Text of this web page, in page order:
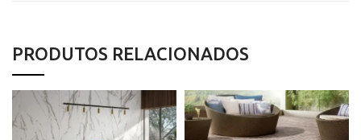
PRODUTOS RELACIONADOS